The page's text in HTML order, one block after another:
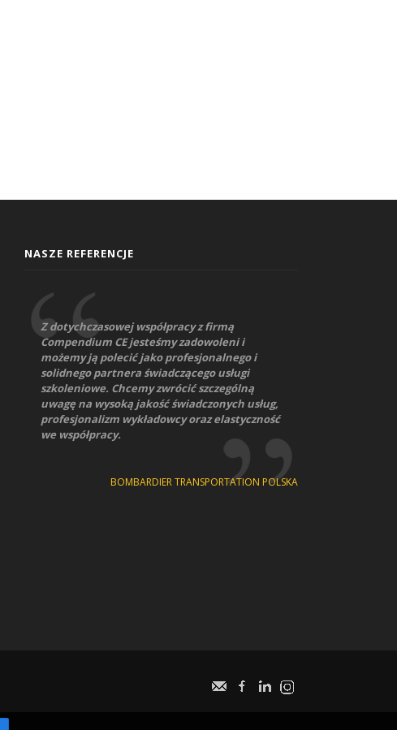
NASZE REFERENCJE
Z dotychczasowej współpracy z firmą
Compendium CE jesteśmy zadowoleni i
możemy ją polecić jako profesjonalnego i
solidnego partnera świadczącego usługi
szkoleniowe. Chcemy zwrócić szczególną
uwagę na wysoką jakość świadczonych usług,
profesjonalizm wykładowcy oraz elastyczność
we współpracy.
BOMBARDIER TRANSPORTATION POLSKA